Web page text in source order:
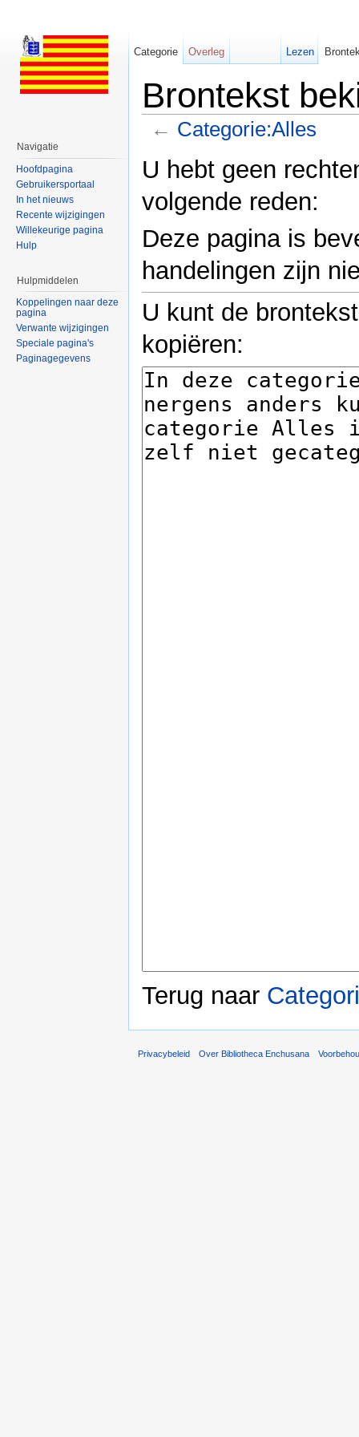
Brontekst
← Categorie:Alles
U hebt geen
volgende reden:
Deze pagina is
handelingen zijn
U kunt de
kopiëren:
Terug naar
Categorie Overleg Lezen
Navigatie
Hoofdpagina
Gebruikersportaal
In het nieuws
Recente wijzigingen
Willekeurige pagina
Hulp
Hulpmiddelen
Koppelingen naar deze
pagina
Verwante wijzigingen
Speciale pagina's
Paginagegevens
Privacybeleid Over Bibliotheca Enchusana